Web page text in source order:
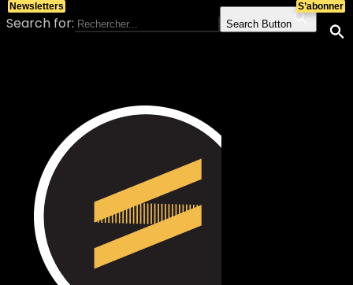
Search for: Search Button
S’abonner
Newsletters